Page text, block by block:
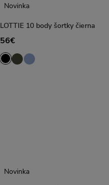
Novinka
LOTTIE 10 body šortky čierna
56€
Novinka